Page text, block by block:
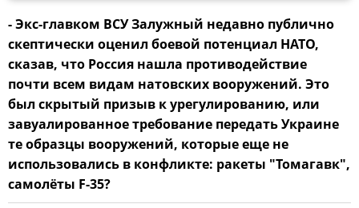
- Экс-главком ВСУ Залужный недавно публично
скептически оценил боевой потенциал НАТО,
сказав, что Россия нашла противодействие
почти всем видам натовских вооружений. Это
был скрытый призыв к урегулированию, или
завуалированное требование передать Украине
те образцы вооружений, которые еще не
использовались в конфликте: ракеты "Томагавк",
самолёты F-35?